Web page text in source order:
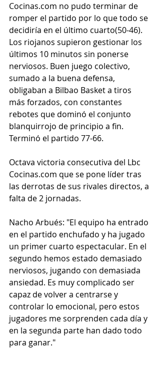
Cocinas.com no pudo terminar de
romper el partido por lo que todo se
decidiría en el último cuarto(50-46).
Los riojanos supieron gestionar los
últimos 10 minutos sin ponerse
nerviosos. Buen juego colectivo,
sumado a la buena defensa,
obligaban a Bilbao Basket a tiros
más forzados, con constantes
rebotes que dominó el conjunto
blanquirrojo de principio a fin.
Terminó el partido 77-66.
Octava victoria consecutiva del Lbc
Cocinas.com que se pone líder tras
las derrotas de sus rivales directos, a
falta de 2 jornadas.
Nacho Arbués: "El equipo ha entrado
en el partido enchufado y ha jugado
un primer cuarto espectacular. En el
segundo hemos estado demasiado
nerviosos, jugando con demasiada
ansiedad. Es muy complicado ser
capaz de volver a centrarse y
controlar lo emocional, pero estos
jugadores me sorprenden cada día y
en la segunda parte han dado todo
para ganar."